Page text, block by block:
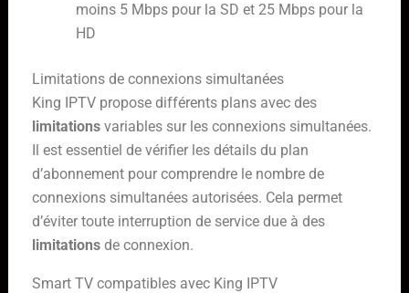
moins 5 Mbps pour la SD et 25 Mbps pour la
HD
Limitations de connexions simultanées
King IPTV propose différents plans avec des
limitationsvariables sur les connexions simultanées.
Il est essentiel de vérifier les détails du plan
d’abonnement pour comprendre le nombre de
connexions simultanées autorisées. Cela permet
d’éviter toute interruption de service due à des
limitationsde connexion.
Smart TV compatibles avec King IPTV